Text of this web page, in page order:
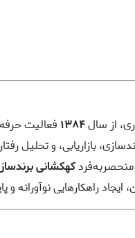
از سال۱۳۸۴ فعالیت
بازاریابی، و تحلیل
منحصربه‌فردکهکشانی
راهکارهایی نوآورانه